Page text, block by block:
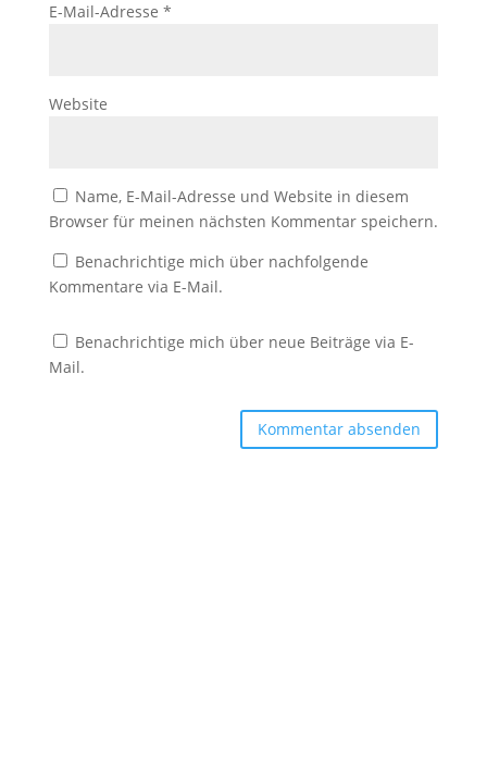
E-Mail-Adresse *
Website
Name, E-Mail-Adresse und Website in diesem
Browser für meinen nächsten Kommentar speichern.
Benachrichtige mich über nachfolgende
Kommentare via E-Mail.
Benachrichtige mich über neue Beiträge via E-
Mail.